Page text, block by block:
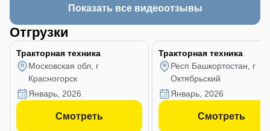
Показать все видеоотзывы
Отгрузки
Тракторная техника
Московская обл, г
Красногорск
январь, 2026
Смотреть
Тракторная техника
Респ Башкортостан, г
Октябрьский
январь, 2026
Смотреть